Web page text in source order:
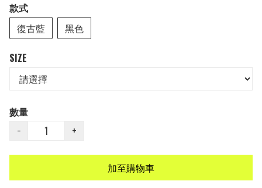
款式
復古藍
黑色
SIZE
數量
−
+
加至購物車